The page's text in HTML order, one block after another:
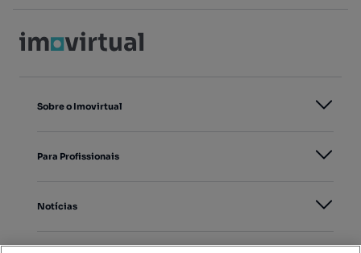
Sobre o Imovirtual
Para Profissionais
Notícias